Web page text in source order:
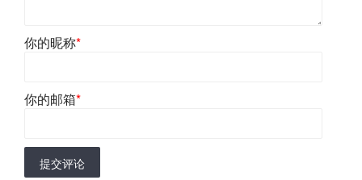
你的昵称*
你的邮箱*
提交评论